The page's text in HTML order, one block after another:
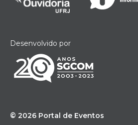
Desenvolvido por
© 2026 Portal de Eventos